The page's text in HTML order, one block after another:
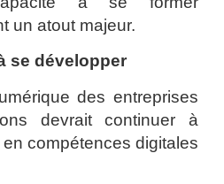
un atout majeur.
se développer
des entreprises
devrait continuer à
compétences digitales